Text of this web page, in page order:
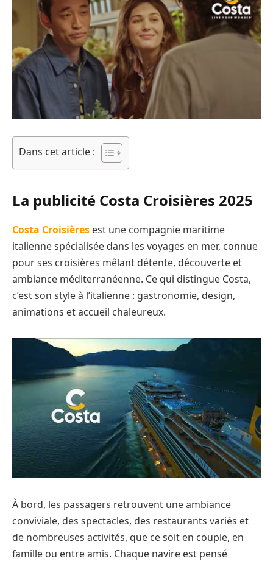
Dans cet article :
La publicité Costa Croisières 2025
Costa Croisières est une compagnie maritime
italienne spécialisée dans les voyages en mer, connue
pour ses croisières mêlant détente, découverte et
ambiance méditerranéenne. Ce qui distingue Costa,
c’est son style à l’italienne : gastronomie, design,
animations et accueil chaleureux.
À bord, les passagers retrouvent une ambiance
conviviale, des spectacles, des restaurants variés et
de nombreuses activités, que ce soit en couple, en
famille ou entre amis. Chaque navire est pensé